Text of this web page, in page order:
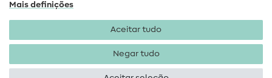
Mais definições
Aceitar tudo
Negar tudo
Proteção de dados
condições
Direito de rescisão